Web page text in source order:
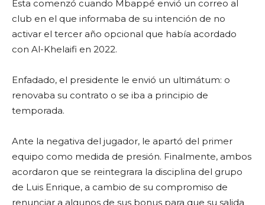
Esta comenzó cuando Mbappé envió un correo al
club en el que informaba de su intención de no
activar el tercer año opcional que había acordado
con Al-Khelaifi en 2022.
Enfadado, el presidente le envió un ultimátum: o
renovaba su contrato o se iba a principio de
temporada.
Ante la negativa del jugador, le apartó del primer
equipo como medida de presión. Finalmente, ambos
acordaron que se reintegrara la disciplina del grupo
de Luis Enrique, a cambio de su compromiso de
renunciar a algunos de sus bonus para que su salida